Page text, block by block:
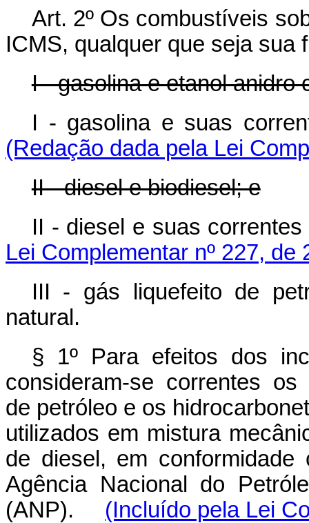
Art. 2º Os combustíveis
ICMS, qualquer que seja sua
I - gasolina e etanol anidro
I - gasolina e suas
(Redação dada pela Lei
II - diesel e biodiesel; e
II - diesel e suas
Lei Complementar nº 227, de
III - gás liquefeito de
natural.
§ 1º Para efeitos dos
consideram-se correntes
de petróleo e os
utilizados em mistura
de diesel, em
Agência Nacional do
(ANP).
(Incluído pela Lei